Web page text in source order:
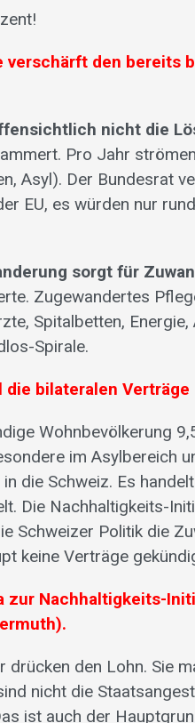
verschärft den bereits
nicht die
Pro Jahr
Asyl). Der Bundesrat
EU, es würden nur
sorgt für
Zugewandertes
Spitalbetten,
Spirale.
die bilateralen
Wohnbevölkerung
im Asylbereich
die Schweiz. Es
Die Nachhaltigkeits-
Schweizer Politik die
keine Verträge
zur Nachhaltigkeits-
drücken den Lohn. Sie
nicht die
ist auch der